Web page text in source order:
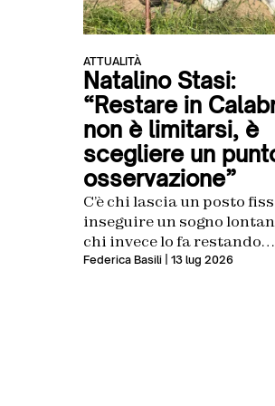
ATTUALITÀ
Natalino Stasi:
“Restare in
non è limitarsi, è
scegliere un
osservazione”
C’è chi lascia un posto
inseguire un sogno
chi invece lo fa restando
esattamente dove è nato.
Federica Basili | 13 lug 2026